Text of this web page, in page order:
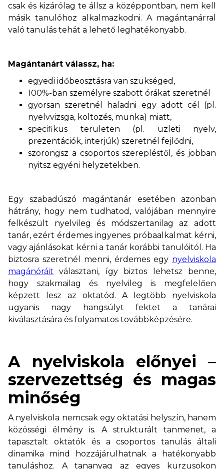
csak és kizárólag te állsz a középpontban, nem kell
másik tanulóhoz alkalmazkodni. A magántanárral
való tanulás tehát a lehető leghatékonyabb.
Magántanárt válassz, ha:
egyedi időbeosztásra van szükséged,
100%-ban személyre szabott órákat szeretnél
gyorsan szeretnél haladni egy adott cél (pl.
nyelvvizsga, költözés, munka) miatt,
specifikus területen (pl. üzleti nyelv,
prezentációk, interjúk) szeretnél fejlődni,
szorongsz a csoportos szerepléstől, és jobban
nyitsz egyéni helyzetekben.
Egy szabadúszó magántanár esetében azonban
hátrány, hogy nem tudhatod, valójában mennyire
felkészült nyelvileg és módszertanilag az adott
tanár, ezért érdemes ingyenes próbaalkalmat kérni,
vagy ajánlásokat kérni a tanár korábbi tanulóitól. Ha
biztosra szeretnél menni, érdemes egy nyelviskola
magánóráit választani, így biztos lehetsz benne,
hogy szakmailag és nyelvileg is megfelelően
képzett lesz az oktatód. A legtöbb nyelviskola
ugyanis nagy hangsúlyt fektet a tanárai
kiválasztására és folyamatos továbbképzésére.
A nyelviskola előnyei –
szervezettség és magas
minőség
A nyelviskola nemcsak egy oktatási helyszín, hanem
közösségi élmény is. A strukturált tanmenet, a
tapasztalt oktatók és a csoportos tanulás általi
dinamika mind hozzájárulhatnak a hatékonyabb
tanuláshoz. A tananyag az egyes kurzusokon